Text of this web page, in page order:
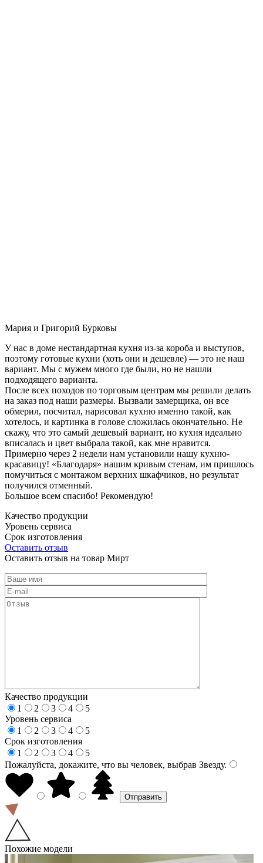
Мария и Григорий Бурковы
У нас в доме нестандартная кухня из-за короба и выступов,
поэтому готовые кухни (хоть они и дешевле) — это не наш
вариант. Мы с мужем много где были, но не нашли
подходящего варианта.
После всех походов по торговым центрам мы решили делать
на заказ под наши размеры. Вызвали замерщика, он все
обмерил, посчитал, нарисовал кухню именно такой, как
хотелось, и картинка в голове сложилась окончательно. Не
скажу, что это самый дешевый вариант, но кухня идеально
вписалась и цвет выбрала такой, как мне нравится.
Примерно через 2 недели нам установили нашу кухню-
красавицу! «Благодаря» нашим кривым стенам, им пришлось
помучиться с монтажом верхних шкафчиков, но результат
получился отменный.
Большое всем спасибо! Рекомендую!
Качество продукции
Уровень сервиса
Срок изготовления
Оставить отзыв
Оставить отзыв на товар Мирт
Качество продукции
1
2 3 4
5
Уровень сервиса
1
2 3 4
5
Срок изготовления
1
2 3 4
5
Пожалуйста, докажите, что вы человек, выбрав Звезду.
Похожие модели